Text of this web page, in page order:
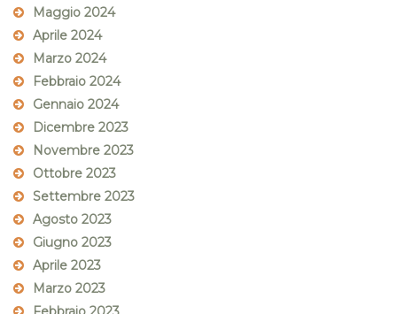
Maggio 2024
Aprile 2024
Marzo 2024
Febbraio 2024
Gennaio 2024
Dicembre 2023
Novembre 2023
Ottobre 2023
Settembre 2023
Agosto 2023
Giugno 2023
Aprile 2023
Marzo 2023